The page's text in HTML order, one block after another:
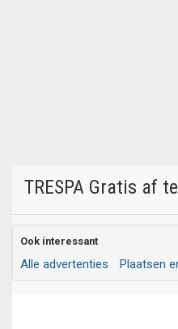
TRESPA Gratis af
Ook interessant
Alle advertenties Plaatsen